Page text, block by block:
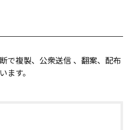
で複製、公衆送信 、翻案、配布
ます。